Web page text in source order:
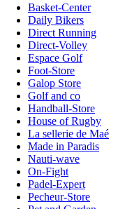
Basket-Center
Daily Bikers
Direct Running
Direct-Volley
Espace Golf
Foot-Store
Galop Store
Golf and co
Handball-Store
House of Rugby
La sellerie de Maé
Made in Paradis
Nauti-wave
On-Fight
Padel-Expert
Pecheur-Store